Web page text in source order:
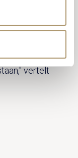
geeft
In Zicht
bij Kasteel
zo'n
vertelt